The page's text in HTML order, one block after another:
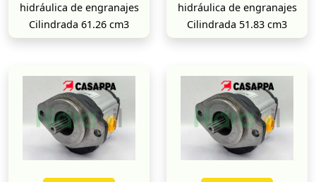
hidráulica de engranajes
Cilindrada 61.26 cm3
hidráulica de engranajes
Cilindrada 51.83 cm3